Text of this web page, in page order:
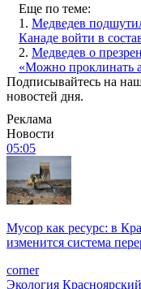
Еще по теме:
1. Медведев
Канаде войти в
2. Медведев о
«Можно проклинать
Подписывайтесь на
новостей дня.
Реклама
Новости
05:05
Мусор как ресурс: в
изменится система
corner
Экология